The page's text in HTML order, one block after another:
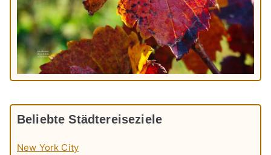
Beliebte Städtereiseziele
New York City